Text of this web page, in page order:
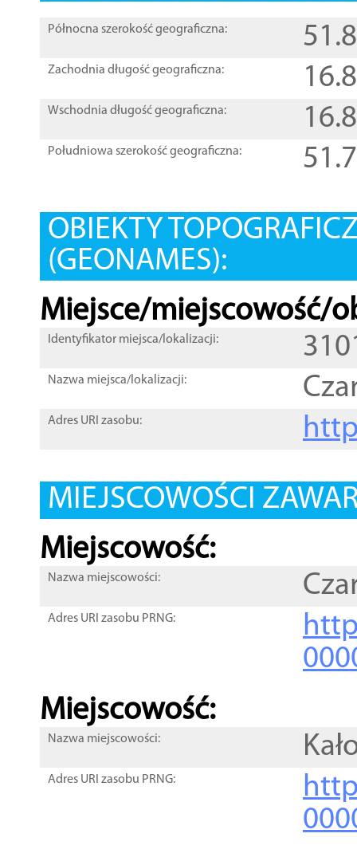
Północna szerokość geograficzna:
Zachodnia długość geograficzna:
Wschodnia długość geograficzna:
Południowa szerokość geograficzna:
OBIEKTY
(GEONAMES):
Miejsce/miejscowość/
Identyfikator miejsca/lokalizacji:
Nazwa miejsca/lokalizacji:
Adres URI zasobu:
MIEJSCOWOŚCI
Miejscowość:
Nazwa miejscowości:
Adres URI zasobu PRNG:
Miejscowość:
Nazwa miejscowości:
Adres URI zasobu PRNG: